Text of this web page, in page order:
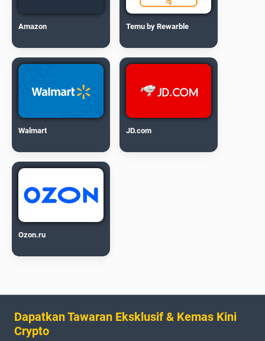
Amazon Temu by Rewarble
Walmart JD.com
Ozon.ru
Dapatkan Tawaran Eksklusif & Kemas Kini
Crypto